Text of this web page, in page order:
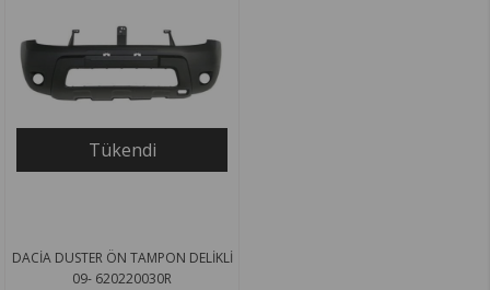
Tükendi
DACİA DUSTER ÖN TAMPON DELİKLİ
09- 620220030R